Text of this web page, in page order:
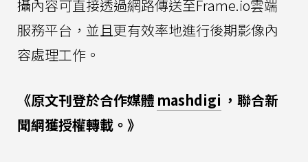
攝內容可直接透過網路傳送至Frame.io雲端
服務平台，並且更有效率地進行後期影像內
容處理工作。
《原文刊登於合作媒體 mashdigi ，聯合新
聞網獲授權轉載。》